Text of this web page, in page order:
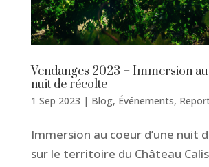
Vendanges 2023 – Immersion
nuit de récolte
1 Sep 2023 | Blog, Événements,
Immersion au coeur d’une nuit
sur le territoire du Château